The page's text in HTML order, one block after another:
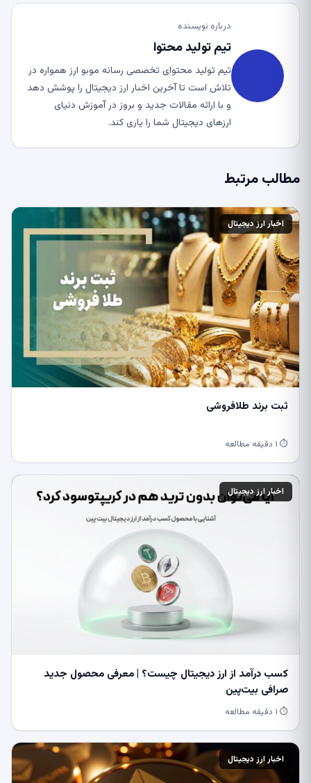
درباره نویسنده
تیم تولید محتوا
تیم تولید محتوای تخصصی رسانه موبو ارز همواره در
تلاش است تا آخرین اخبار ارز دیجیتال را پوشش دهد
و با ارائه مقالات جدید و بروز در آموزش دنیای
ارزهای دیجیتال شما را یاری کند.
مطالب مرتبط
اخبار ارز دیجیتال
ثبت برند طلافروشی
⏱ ۱ دقیقه مطالعه
اخبار ارز دیجیتال
کسب درآمد از ارز دیجیتال چیست؟ | معرفی محصول جدید
صرافی بیت‌پین
⏱ ۱ دقیقه مطالعه
اخبار ارز دیجیتال